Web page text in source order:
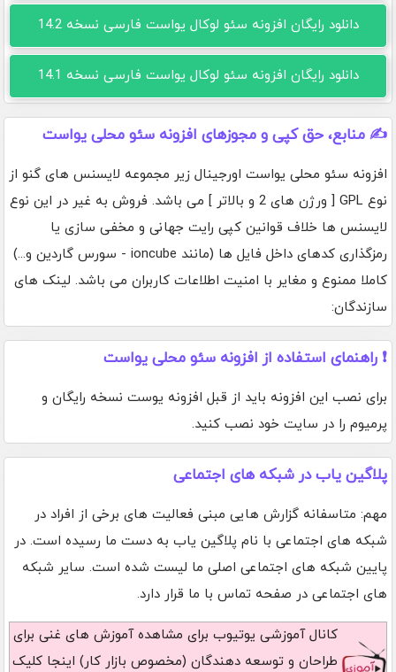
دانلود رایگان افزونه سئو لوکال یواست فارسی نسخه 14.2
دانلود رایگان افزونه سئو لوکال یواست فارسی نسخه 14.1
✍️ منابع، حق کپی و مجوزهای افزونه سئو محلی یواست
افزونه سئو محلی یواست اورجینال زیر مجموعه لایسنس های گنو از
نوع GPL [ ورژن های 2 و بالاتر ] می باشد. فروش به غیر در این نوع
لایسنس ها خلاف قوانین کپی رایت جهانی و مخفی سازی یا
رمزگذاری کدهای داخل فایل ها (مانند ioncube - سورس گاردین و...)
کاملا ممنوع و مغایر با امنیت اطلاعات کاربران می باشد. لینک های
سازندگان:
❗ راهنمای استفاده از افزونه سئو محلی یواست
برای نصب این افزونه باید از قبل افزونه یوست نسخه رایگان و
پرمیوم را در سایت خود نصب کنید.
پلاگین یاب در شبکه های اجتماعی
مهم: متاسفانه گزارش هایی مبنی فعالیت های برخی از افراد در
شبکه های اجتماعی با نام پلاگین یاب به دست ما رسیده است. در
پایین شبکه های اجتماعی اصلی ما لیست شده است. سایر شبکه
های اجتماعی در صفحه تماس با ما قرار دارد.
کانال آموزشی یوتیوب برای مشاهده آموزش های غنی برای
طراحان و توسعه دهندگان (مخصوص بازار کار) اینجا کلیک